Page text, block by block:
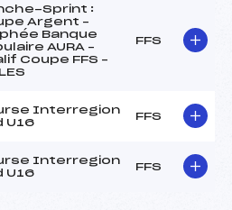
Sprint :
Argent –
Banque
AURA –
Coupe FFS –
FFS
Interregion
U16
FFS
Interregion
U16
FFS